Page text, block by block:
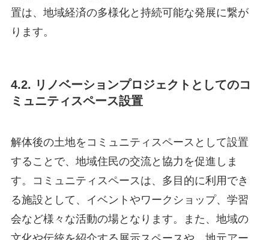
置は、地域経済の多様化と持続可能な発展に繋が
ります。
4.2. リノベーションプロジェクトとしてのコ
ミュニティスペース設置
解体後の土地をコミュニティスペースとして設置
することで、地域住民の交流と協力を促進しま
す。コミュニティスペースは、多目的に利用でき
る施設として、イベントやワークショップ、学習
会など様々な活動の場となります。また、地域の